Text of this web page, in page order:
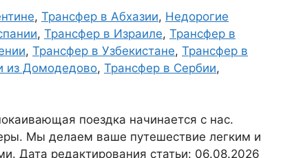
, Трансфер в Абхазии, Недорогие
, Трансфер в Израиле, Трансфер в
, Трансфер в Узбекистане, Трансфер в
из Домодедово, Трансфер в Сербии,
поездка начинается с нас.
Мы делаем ваше путешествие легким и
Дата редактирования статьи: 06.08.2026